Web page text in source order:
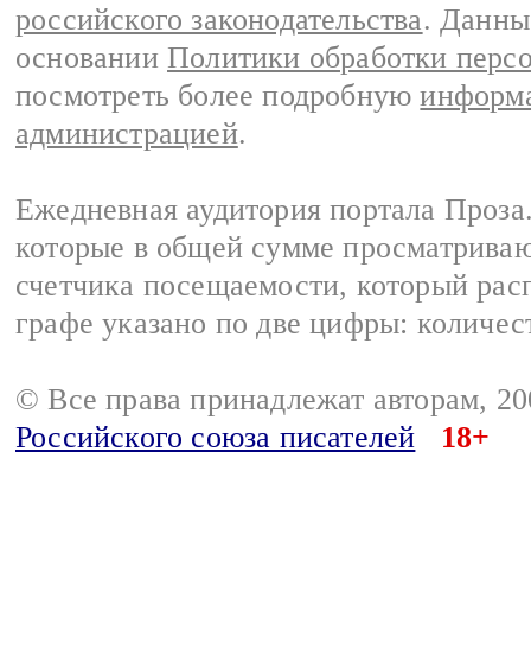
российского законодательства.
основании Политики обработки
посмотреть более подробную
администрацией.
Ежедневная аудитория портала
которые в общей сумме
счетчика посещаемости, который
графе указано по две цифры:
© Все права принадлежат авторам,
Российского союза писателей
18+